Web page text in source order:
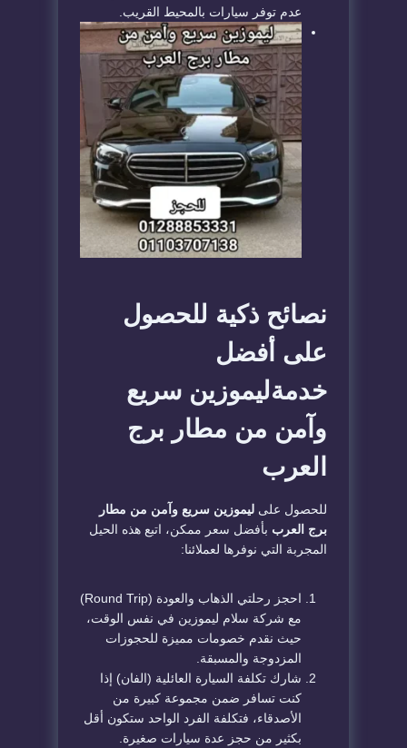
عدم توفر سيارات بالمحيط القريب.
نصائح ذكية للحصول
على أفضل
خدمةليموزين سريع
وآمن من مطار برج
العرب
للحصول على ليموزين سريع وآمن من مطار
برج العرب بأفضل سعر ممكن، اتبع هذه الحيل
المجربة التي نوفرها لعملائنا:
احجز رحلتي الذهاب والعودة (Round Trip)
مع شركة سلام ليموزين في نفس الوقت،
حيث نقدم خصومات مميزة للحجوزات
المزدوجة والمسبقة.
شارك تكلفة السيارة العائلية (الفان) إذا
كنت تسافر ضمن مجموعة كبيرة من
الأصدقاء، فتكلفة الفرد الواحد ستكون أقل
بكثير من حجز عدة سيارات صغيرة.